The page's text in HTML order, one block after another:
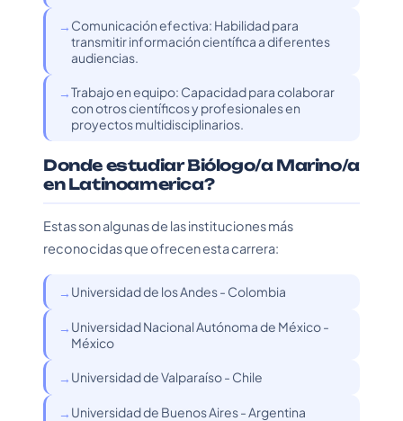
Comunicación efectiva: Habilidad para
transmitir información científica a diferentes
audiencias.
Trabajo en equipo: Capacidad para colaborar
con otros científicos y profesionales en
proyectos multidisciplinarios.
Donde estudiar Biólogo/a Marino/a
en Latinoamerica?
Estas son algunas de las instituciones más
reconocidas que ofrecen esta carrera:
Universidad de los Andes - Colombia
Universidad Nacional Autónoma de México -
México
Universidad de Valparaíso - Chile
Universidad de Buenos Aires - Argentina